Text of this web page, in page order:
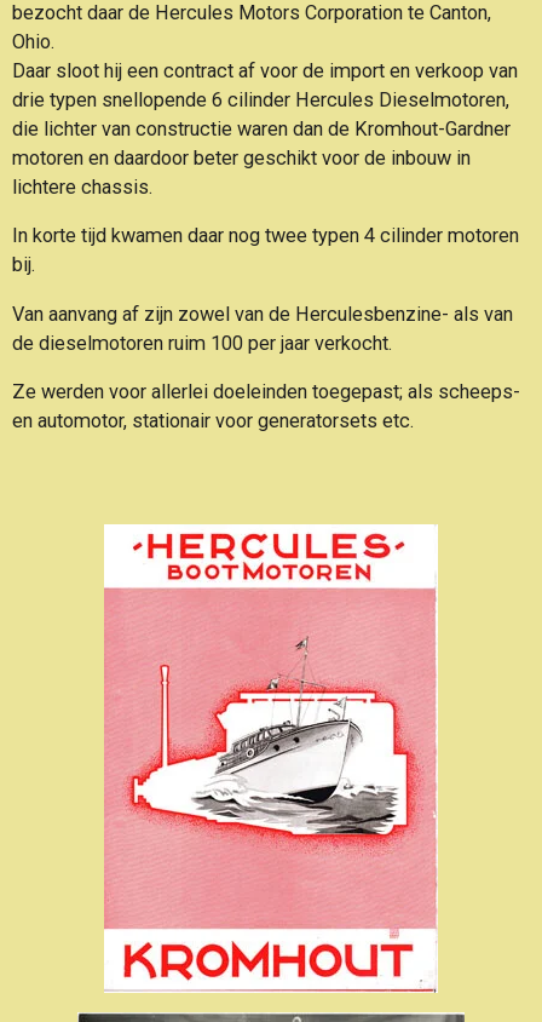
bezocht daar de Hercules Motors Corporation te Canton,
Ohio.
Daar sloot hij een contract af voor de import en verkoop van
drie typen snellopende 6 cilinder Hercules Dieselmotoren,
die lichter van constructie waren dan de Kromhout-Gardner
motoren en daardoor beter geschikt voor de inbouw in
lichtere chassis.
In korte tijd kwamen daar nog twee typen 4 cilinder motoren
bij.
Van aanvang af zijn zowel van de Herculesbenzine- als van
de dieselmotoren ruim 100 per jaar verkocht.
Ze werden voor allerlei doeleinden toegepast; als scheeps-
en automotor, stationair voor generatorsets etc.